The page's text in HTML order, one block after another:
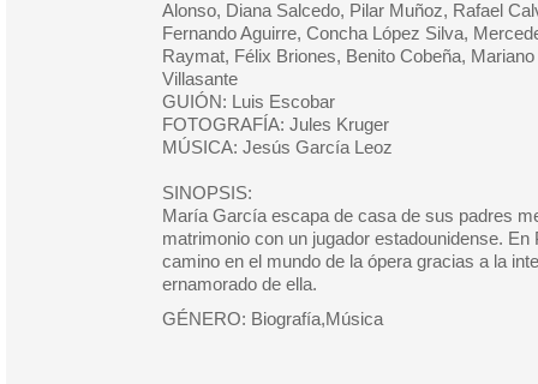
Alonso, Diana Salcedo, Pilar Muñoz, Rafael
Fernando Aguirre, Concha López Silva,
Raymat, Félix Briones, Benito Cobeña,
Villasante
GUIÓN: Luis Escobar
FOTOGRAFÍA: Jules Kruger
MÚSICA: Jesús García Leoz
SINOPSIS:
María García escapa de casa de sus padres
matrimonio con un jugador estadounidense.
camino en el mundo de la ópera gracias a la
ernamorado de ella.
GÉNERO: Biografía,Música